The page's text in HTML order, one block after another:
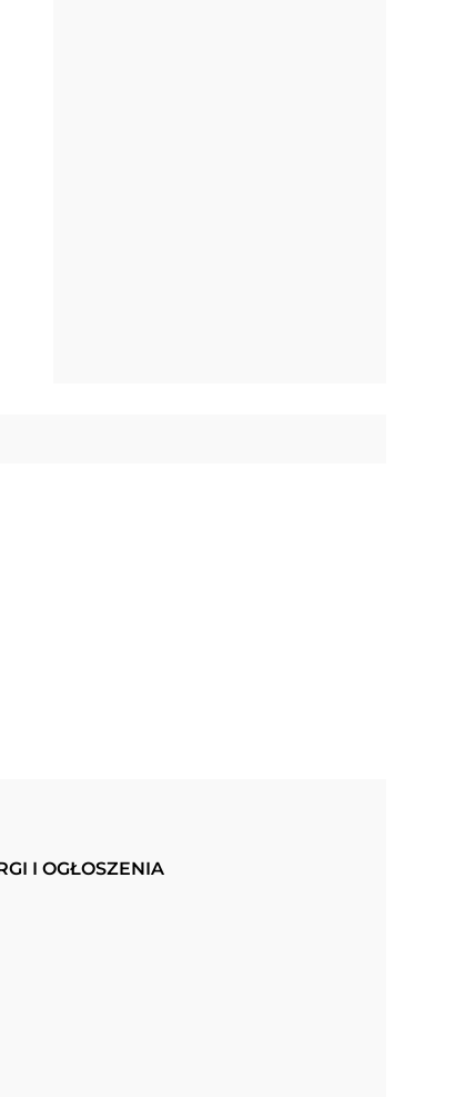
I OGŁOSZENIA